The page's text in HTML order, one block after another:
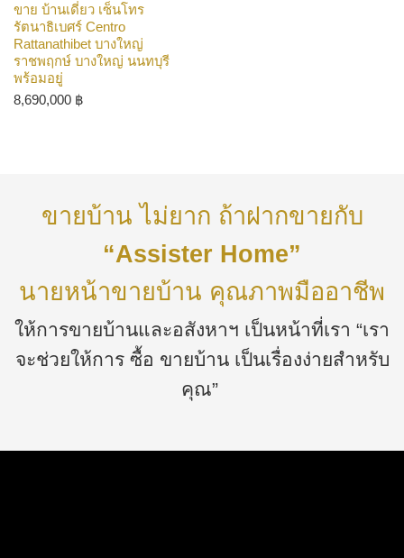
ขาย บ้านเดี่ยว เซ็นโทร
รัตนาธิเบศร์ Centro
Rattanathibet บางใหญ่
ราชพฤกษ์ บางใหญ่ นนทบุรี
พร้อมอยู่
8,690,000 ฿
ขายบ้าน ไม่ยาก ถ้าฝากขายกับ
“Assister Home”
นายหน้าขายบ้าน คุณภาพมืออาชีพ
ให้การขายบ้านและอสังหาฯ เป็นหน้าที่เรา “เรา
จะช่วยให้การ ซื้อ ขายบ้าน เป็นเรื่องง่ายสำหรับ
คุณ”